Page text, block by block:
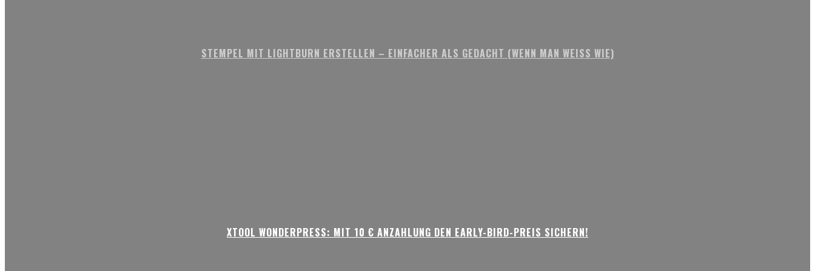
STEMPEL MIT LIGHTBURN ERSTELLEN – EINFACHER ALS GEDACHT (WENN MAN WEISS WIE)
XTOOL WONDERPRESS: MIT 10 € ANZAHLUNG DEN EARLY-BIRD-PREIS SICHERN!